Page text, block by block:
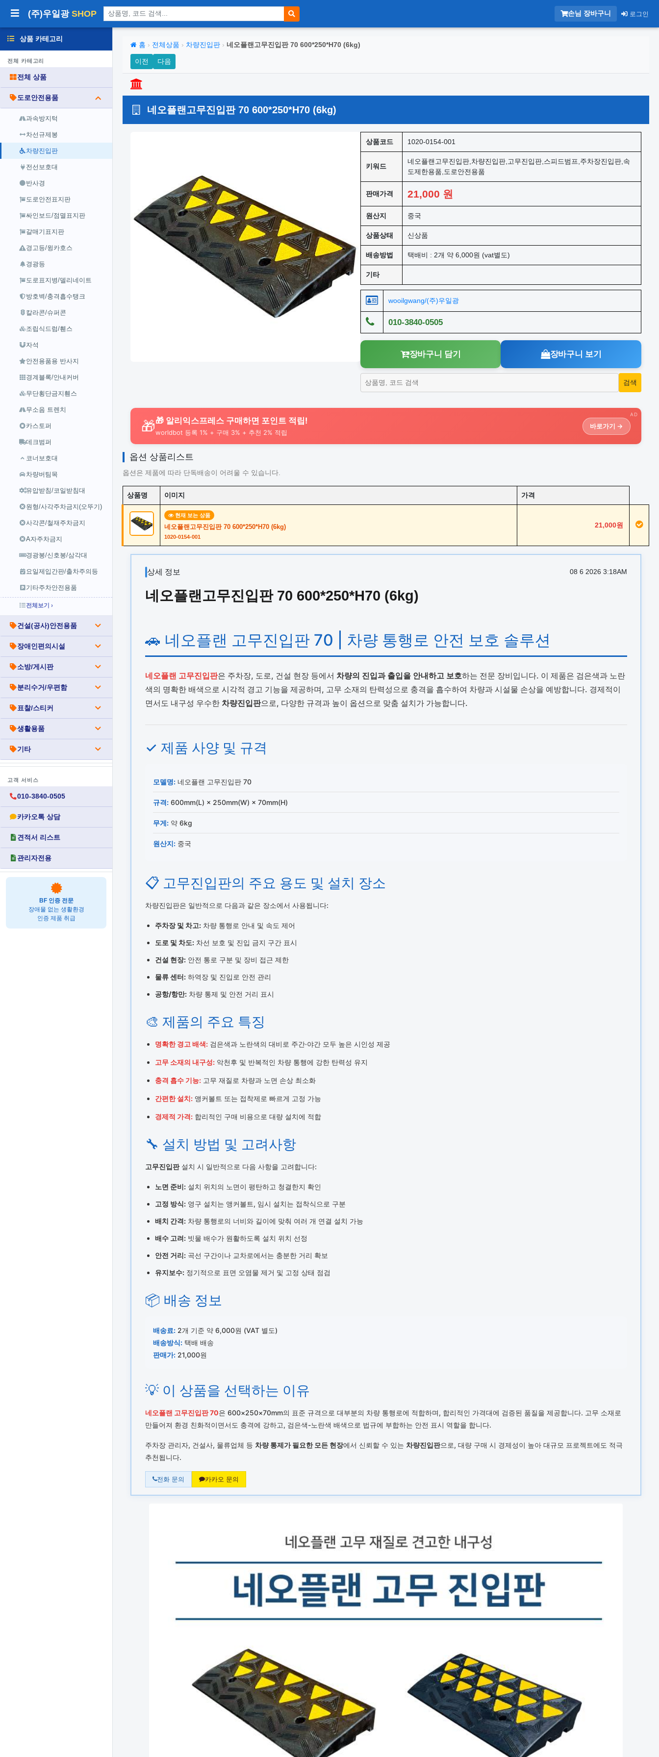
(주)우일광 SHOP 상품 검색 손님 장바구니 로그인
상품 카테고리
전체 카테고리
전체 상품
도로안전용품
과속방지턱
차선규제봉
차량진입판
전선보호대
반사경
도로안전표지판
싸인보드/점멸표지판
갈매기표지판
경고등/윙카호스
경광등
도로표지병/델리네이트
방호벽/충격흡수탱크
칼라콘/슈퍼콘
조립식드럼/휀스
자석
안전용품용 반사지
경계블록/안내커버
무단횡단금지휀스
무소음 트렌치
카스토퍼
데크범퍼
코너보호대
차량버팀목
유압받침/코일받침대
원형/사각주차금지(오뚜기)
사각콘/철재주차금지
A자주차금지
경광봉/신호봉/삼각대
요일제입간판/출차주의등
기타주차안전용품
전체보기 ›
건설(공사)안전용품
장애인편의시설
소방/게시판
분리수거/우편함
표찰/스티커
생활용품
기타
고객 서비스
010-3840-0505
카카오톡 상담
견적서 리스트
관리자전용
BF 인증 전문
장애물 없는 생활환경
인증 제품 취급
홈 › 전체상품 › 차량진입판 › 네오플랜고무진입판 70 600*250*H70 (6kg)
이전 다음
네오플랜고무진입판 70 600*250*H70 (6kg)
상품코드 1020-0154-001
키워드
네오플랜고무진입판,차량진입판,고무진입판,스피드범프,주차장진입판,속
도제한용품,도로안전용품
판매가격 21,000 원
원산지 중국
상품상태 신상품
배송방법 택배비 : 2개 약 6,000원 (vat별도)
기타
wooilgwang/(주)우일광
010-3840-0505
장바구니 담기 장바구니 보기
AD
🎁🎁 알리익스프레스 구매하면 포인트 적립!
worldbot 등록 1% + 구매 3% + 추천 2% 적립
바로가기 →
옵션 상품리스트
옵션은 제품에 따라 단독배송이 어려울 수 있습니다.
상품명 이미지 가격
현재 보는 상품
네오플랜고무진입판 70 600*250*H70 (6kg)
1020-0154-001
21,000원
상세 정보 08 6 2026 3:18AM
네오플랜고무진입판 70 600*250*H70 (6kg)
🚗 네오플랜 고무진입판 70 | 차량 통행로 안전 보호 솔루션
네오플랜 고무진입판은 주차장, 도로, 건설 현장 등에서 차량의 진입과 출입을 안내하고 보호하는 전문 장비입니다. 이 제품은 검은색과 노란
색의 명확한 배색으로 시각적 경고 기능을 제공하며, 고무 소재의 탄력성으로 충격을 흡수하여 차량과 시설물 손상을 예방합니다. 경제적이
면서도 내구성 우수한 차량진입판으로, 다양한 규격과 높이 옵션으로 맞춤 설치가 가능합니다.
✓ 제품 사양 및 규격
모델명:네오플랜 고무진입판 70
규격:600mm(L) × 250mm(W) × 70mm(H)
무게:약 6kg
원산지:중국
📋 고무진입판의 주요 용도 및 설치 장소
차량진입판은 일반적으로 다음과 같은 장소에서 사용됩니다:
주차장 및 차고:차량 통행로 안내 및 속도 제어
도로 및 차도:차선 보호 및 진입 금지 구간 표시
건설 현장:안전 통로 구분 및 장비 접근 제한
물류 센터:하역장 및 진입로 안전 관리
공항/항만:차량 통제 및 안전 거리 표시
🎨 제품의 주요 특징
명확한 경고 배색:검은색과 노란색의 대비로 주간·야간 모두 높은 시인성 제공
고무 소재의 내구성:악천후 및 반복적인 차량 통행에 강한 탄력성 유지
충격 흡수 기능:고무 재질로 차량과 노면 손상 최소화
간편한 설치:앵커볼트 또는 접착제로 빠르게 고정 가능
경제적 가격:합리적인 구매 비용으로 대량 설치에 적합
🔧 설치 방법 및 고려사항
고무진입판설치 시 일반적으로 다음 사항을 고려합니다:
노면 준비:설치 위치의 노면이 평탄하고 청결한지 확인
고정 방식:영구 설치는 앵커볼트, 임시 설치는 접착식으로 구분
배치 간격:차량 통행로의 너비와 길이에 맞춰 여러 개 연결 설치 가능
배수 고려:빗물 배수가 원활하도록 설치 위치 선정
안전 거리:곡선 구간이나 교차로에서는 충분한 거리 확보
유지보수:정기적으로 표면 오염물 제거 및 고정 상태 점검
📦 배송 정보
배송료:2개 기준 약 6,000원 (VAT 별도)
배송방식:택배 배송
판매가:21,000원
💡 이 상품을 선택하는 이유
네오플랜 고무진입판 70은 600×250×70mm의 표준 규격으로 대부분의 차량 통행로에 적합하며, 합리적인 가격대에 검증된 품질을 제공합니다. 고무 소재로
만들어져 환경 친화적이면서도 충격에 강하고, 검은색-노란색 배색으로 법규에 부합하는 안전 표시 역할을 합니다.
주차장 관리자, 건설사, 물류업체 등 차량 통제가 필요한 모든 현장에서 신뢰할 수 있는 차량진입판으로, 대량 구매 시 경제성이 높아 대규모 프로젝트에도 적극
추천됩니다.
전화 문의 카카오 문의